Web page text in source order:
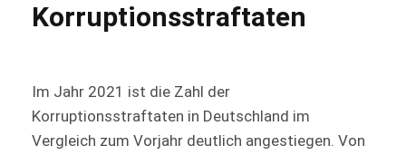
Kor­rup­ti­onss­traf­ta­ten
Im Jahr 2021 ist die Zahl der
Korruptionsstraftaten in Deutschland im
Vergleich zum Vorjahr deutlich angestiegen. Von